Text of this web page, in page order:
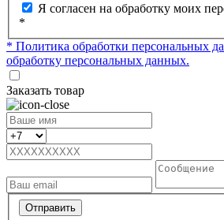
Я согласен на обработку моих
*
* Политика обработки персональных
обработку персональных данных.
Заказать товар
Отправить